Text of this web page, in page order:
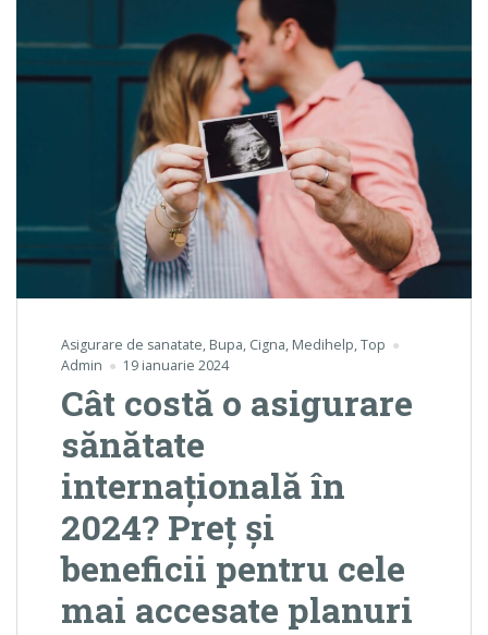
Asigurare de sanatate, Bupa, Cigna, Medihelp,Top
Admin
19 ianuarie 2024
Cât costă o asigurare
sănătate
internațională în
2024? Preț și
beneficii pentru cele
mai accesate planuri